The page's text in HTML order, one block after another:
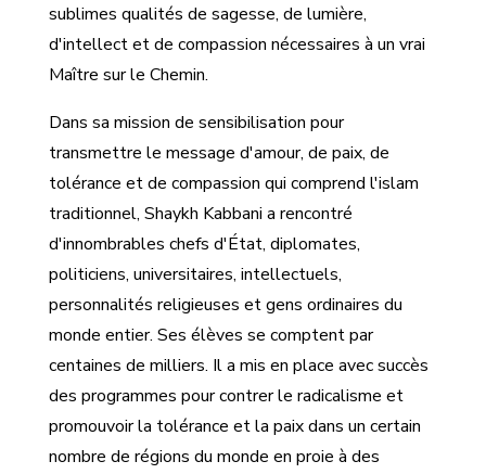
sublimes qualités de sagesse, de lumière,
d'intellect et de compassion nécessaires à un vrai
Maître sur le Chemin.
Dans sa mission de sensibilisation pour
transmettre le message d'amour, de paix, de
tolérance et de compassion qui comprend l'islam
traditionnel, Shaykh Kabbani a rencontré
d'innombrables chefs d'État, diplomates,
politiciens, universitaires, intellectuels,
personnalités religieuses et gens ordinaires du
monde entier. Ses élèves se comptent par
centaines de milliers. Il a mis en place avec succès
des programmes pour contrer le radicalisme et
promouvoir la tolérance et la paix dans un certain
nombre de régions du monde en proie à des